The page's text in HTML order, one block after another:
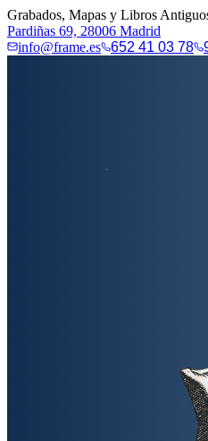
Grabados, Mapas y Libros
Pardiñas 69, 28006 Madrid
info@frame.es
652 41 03 78